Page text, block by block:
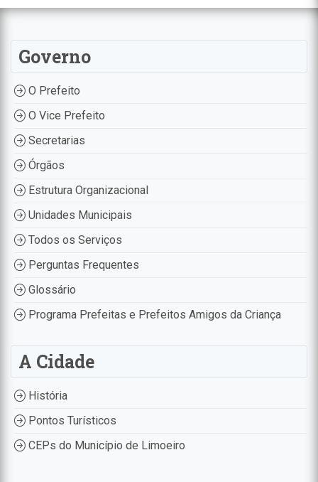
Governo
O Prefeito
O Vice Prefeito
Secretarias
Órgãos
Estrutura Organizacional
Unidades Municipais
Todos os Serviços
Perguntas Frequentes
Glossário
Programa Prefeitas e Prefeitos Amigos da Criança
A Cidade
História
Pontos Turísticos
CEPs do Município de Limoeiro